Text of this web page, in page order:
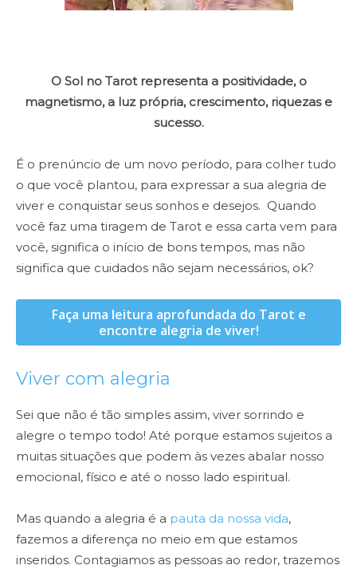
O Sol no Tarot representa a positividade, o
magnetismo, a luz própria, crescimento, riquezas e
sucesso.
É o prenúncio de um novo período, para colher tudo
o que você plantou, para expressar a sua alegria de
viver e conquistar seus sonhos e desejos. Quando
você faz uma tiragem de Tarot e essa carta vem para
você, significa o início de bons tempos, mas não
significa que cuidados não sejam necessários, ok?
Faça uma leitura aprofundada do Tarot e
encontre alegria de viver!
Viver com alegria
Sei que não é tão simples assim, viver sorrindo e
alegre o tempo todo! Até porque estamos sujeitos a
muitas situações que podem às vezes abalar nosso
emocional, físico e até o nosso lado espiritual.
Mas quando a alegria é a pauta da nossa vida,
fazemos a diferença no meio em que estamos
inseridos. Contagiamos as pessoas ao redor, trazemos